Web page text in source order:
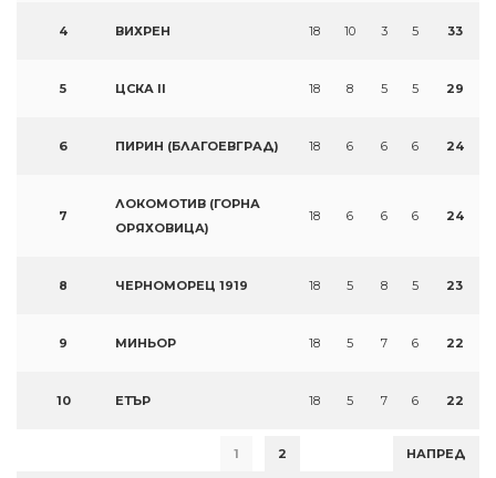
4 ВИХРЕН 18 10 3 5 33
5 ЦСКА II 18 8 5 5 29
6 ПИРИН (БЛАГОЕВГРАД) 18 6 6 6 24
7
ЛОКОМОТИВ (ГОРНА
ОРЯХОВИЦА)
18 6 6 6 24
8 ЧЕРНОМОРЕЦ 1919 18 5 8 5 23
9 МИНЬОР 18 5 7 6 22
10 ЕТЪР 18 5 7 6 22
1 2 НАПРЕД